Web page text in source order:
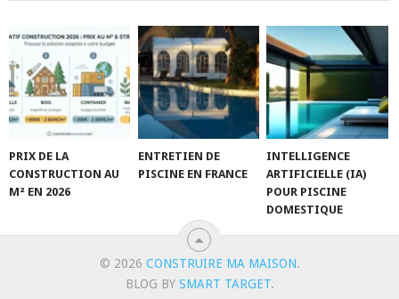
PRIX DE LA
CONSTRUCTION AU
M² EN 2026
ENTRETIEN DE
PISCINE EN FRANCE
INTELLIGENCE
ARTIFICIELLE (IA)
POUR PISCINE
DOMESTIQUE
© 2026 CONSTRUIRE MA MAISON.
BLOG BY SMART TARGET.